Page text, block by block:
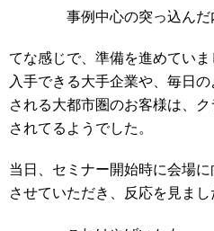
事例中心の突っ込んだ内
てな感じで、準備を進めてい
入手できる大手企業や、毎日
される大都市圏のお客様は、
されてるようでした。
当日、セミナー開始時に会場
させていただき、反応を見まし